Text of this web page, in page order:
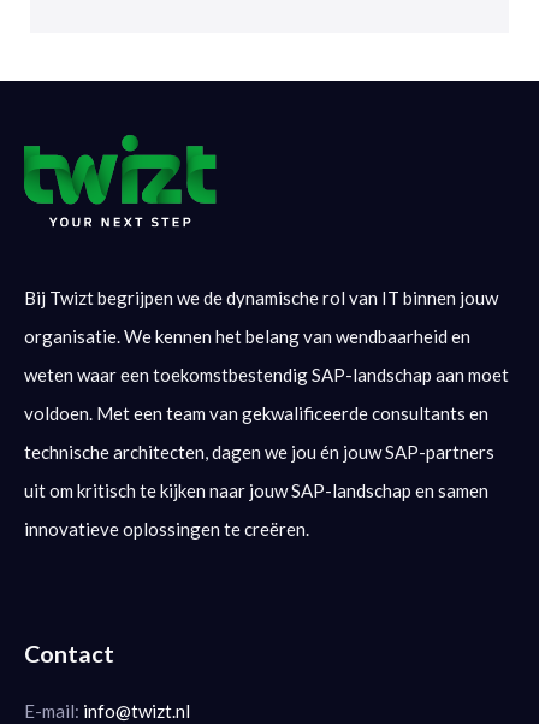
Bij Twizt begrijpen we de dynamische rol van IT binnen jouw
organisatie. We kennen het belang van wendbaarheid en
weten waar een toekomstbestendig SAP-landschap aan moet
voldoen. Met een team van gekwalificeerde consultants en
technische architecten, dagen we jou én jouw SAP-partners
uit om kritisch te kijken naar jouw SAP-landschap en samen
innovatieve oplossingen te creëren.
Contact
E-mail: info@twizt.nl